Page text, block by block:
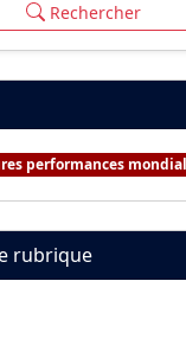
Rechercher
performances
rubrique